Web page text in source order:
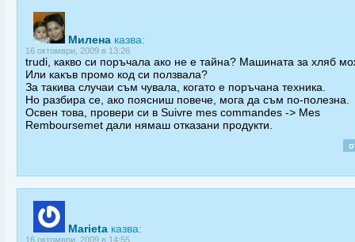
Милена казва:
16 октомври, 2009 в 13:26
trudi, какво си поръчала ако не е тайна? Машината за хляб
Или какъв промо код си ползвала?
За такива случаи съм чувала, когато е поръчана техника.
Но разбира се, ако поясниш повече, мога да съм по-полезна.
Освен това, провери си в Suivre mes commandes -> Mes
Remboursemet дали нямаш отказани продукти.
Marieta казва:
16 октомври, 2009 в 14:55